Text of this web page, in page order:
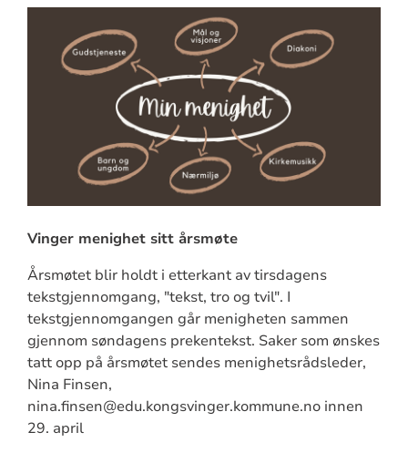
Vinger menighet sitt årsmøte
Årsmøtet blir holdt i etterkant av tirsdagens
tekstgjennomgang, "tekst, tro og tvil". I
tekstgjennomgangen går menigheten sammen
gjennom søndagens prekentekst. Saker som ønskes
tatt opp på årsmøtet sendes menighetsrådsleder,
Nina Finsen,
nina.finsen@edu.kongsvinger.kommune.no innen
29. april